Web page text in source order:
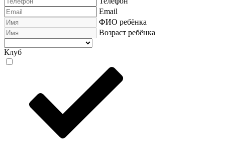
Email
ФИО ребёнка
Возраст ребёнка
Клуб